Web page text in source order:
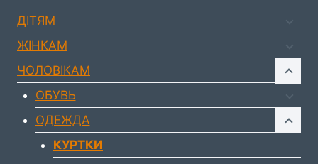
ДIТЯМ
ЖIНКАМ
ЧОЛОВIКАМ
ОБУВЬ
ОДЕЖДА
КУРТКИ